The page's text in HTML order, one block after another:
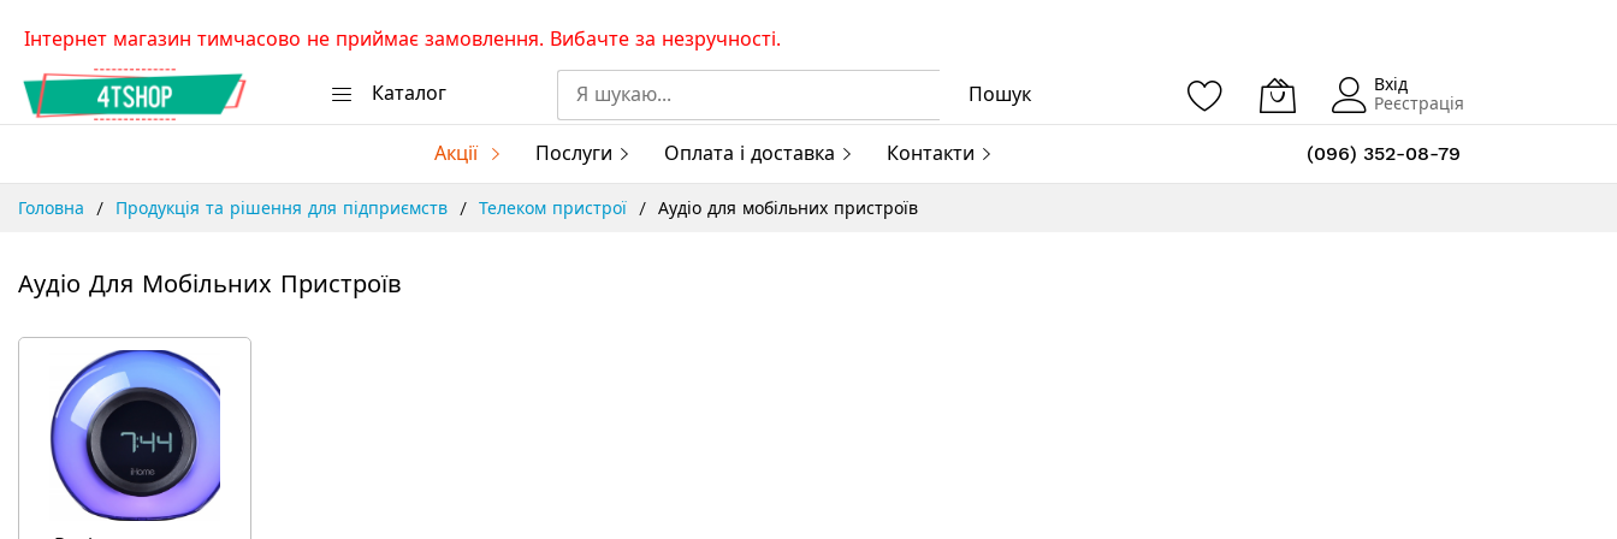
Skip
Content
Інтернет магазин тимчасово не приймає замовлення. Вибачте за незручності.
Каталог Пошук
Вхід
Реєстрація
Акції Послуги Оплата і доставка Контакти (096) 352-08-79
Головна Продукція та рішення для підприємств Телеком пристрої Аудіо для мобільних пристроїв
Аудіо Для Мобільних Пристроїв